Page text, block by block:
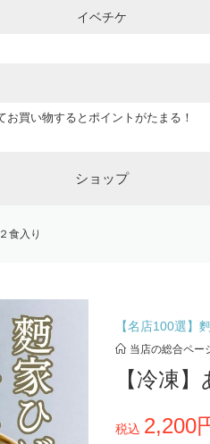
イベチケ
お買い物するとポイントがたまる！
ショップ
食入り
【名店100選】
当店の総合ペー
【冷凍
税込 2,200